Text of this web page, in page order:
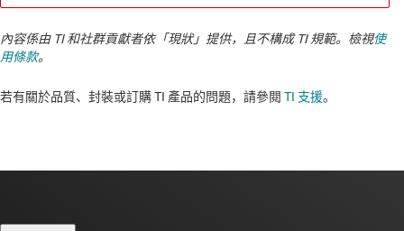
內容係由 TI 和社群貢獻者依「現狀」提供，且不構成 TI 規範。檢視使
用條款。
若有關於品質、封裝或訂購 TI 產品的問題，請參閱 TI 支援。​​​​​​​​​​​​​​